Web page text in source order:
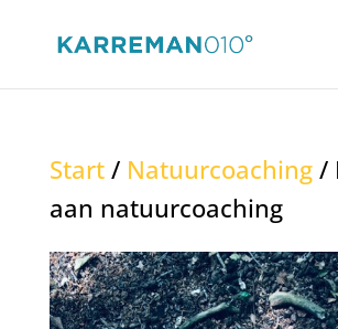
Start/ Natuurcoaching/
aan natuurcoaching